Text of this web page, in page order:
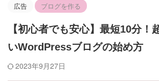
広告
ブログを作る
【初心者でも安心】最短10分！
いWordPressブログの始め方
2023年9月27日